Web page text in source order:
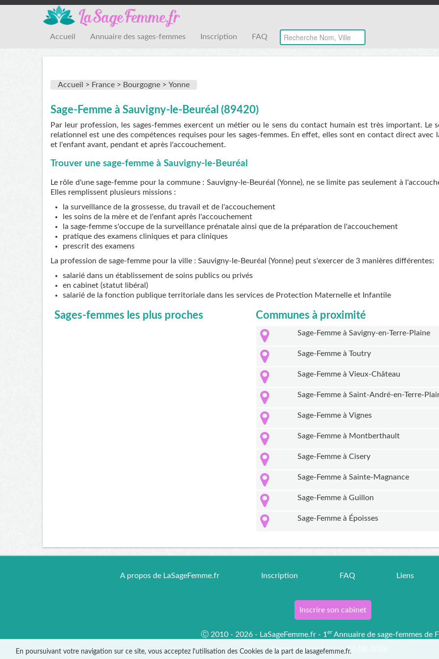
Accueil Annuaire des sages-femmes Inscription FAQ
Accueil > France > Bourgogne > Yonne
Sage-Femme à Sauvigny-le-Beuréal (89420)
Par leur profession, les sages-femmes exercent un métier ou le sens du contact humain est très important. Le
relationnel est une des compétences requises pour les sages-femmes. En effet, elles sont en contact direct avec
et l'enfant avant, pendant et après l'accouchement.
Trouver une sage-femme à Sauvigny-le-Beuréal
Le rôle d'une sage-femme pour la commune : Sauvigny-le-Beuréal (Yonne), ne se limite pas seulement à
Elles remplissent plusieurs missions :
la surveillance de la grossesse, du travail et de l'accouchement
les soins de la mère et de l'enfant après l'accouchement
la sage-femme s'occupe de la surveillance prénatale ainsi que de la préparation de l'accouchement
pratique des examens cliniques et para cliniques
prescrit des examens
La profession de sage-femme pour la ville : Sauvigny-le-Beuréal (Yonne) peut s'exercer de 3 manières différentes:
salarié dans un établissement de soins publics ou privés
en cabinet (statut libéral)
salarié de la fonction publique territoriale dans les services de Protection Maternelle et Infantile
Sages-femmes les plus proches Communes à proximité
Sage-Femme à Savigny-en-Terre-Plaine
Sage-Femme à Toutry
Sage-Femme à Vieux-Château
Sage-Femme à Saint-André-en-Terre-
Sage-Femme à Vignes
Sage-Femme à Montberthault
Sage-Femme à Cisery
Sage-Femme à Sainte-Magnance
Sage-Femme à Guillon
Sage-Femme à Époisses
En poursuivant votre navigation sur ce site, vous acceptez l'utilisation des Cookies de la part de lasagefemme.fr.
A propos de LaSageFemme.fr Inscription FAQ Liens
Inscrire son cabinet
Ⓒ 2010 - 2026 - LaSageFemme.fr - 1er Annuaire de sage-femmes de
Dernière mise à jour : 07-08-2026